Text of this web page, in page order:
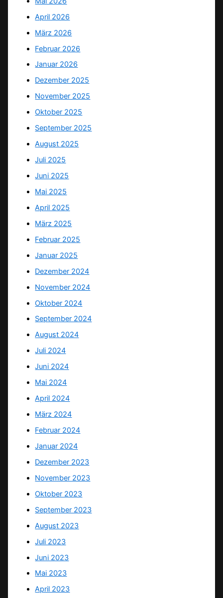
April 2026
März 2026
Februar 2026
Januar 2026
Dezember 2025
November 2025
Oktober 2025
September 2025
August 2025
Juli 2025
Juni 2025
Mai 2025
April 2025
März 2025
Februar 2025
Januar 2025
Dezember 2024
November 2024
Oktober 2024
September 2024
August 2024
Juli 2024
Juni 2024
Mai 2024
April 2024
März 2024
Februar 2024
Januar 2024
Dezember 2023
November 2023
Oktober 2023
September 2023
August 2023
Juli 2023
Juni 2023
Mai 2023
April 2023